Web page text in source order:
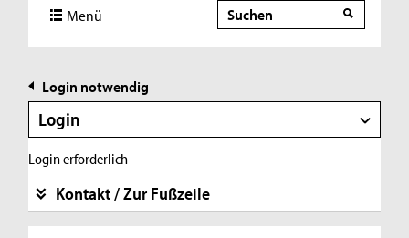
Menü Suche
Suche
Login notwendig
Login
Login erforderlich
Kontakt / Zur Fußzeile